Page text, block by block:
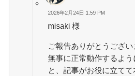
2026年2月24日 1:59 PM
misaki 様
ご報告ありがとうござい
無事に正常動作するよう
と、記事がお役に立て